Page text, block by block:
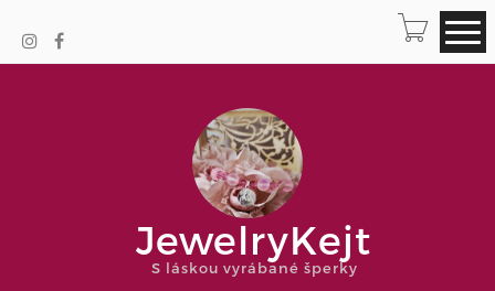
JewelryKejt
S láskou vyrábané šperky